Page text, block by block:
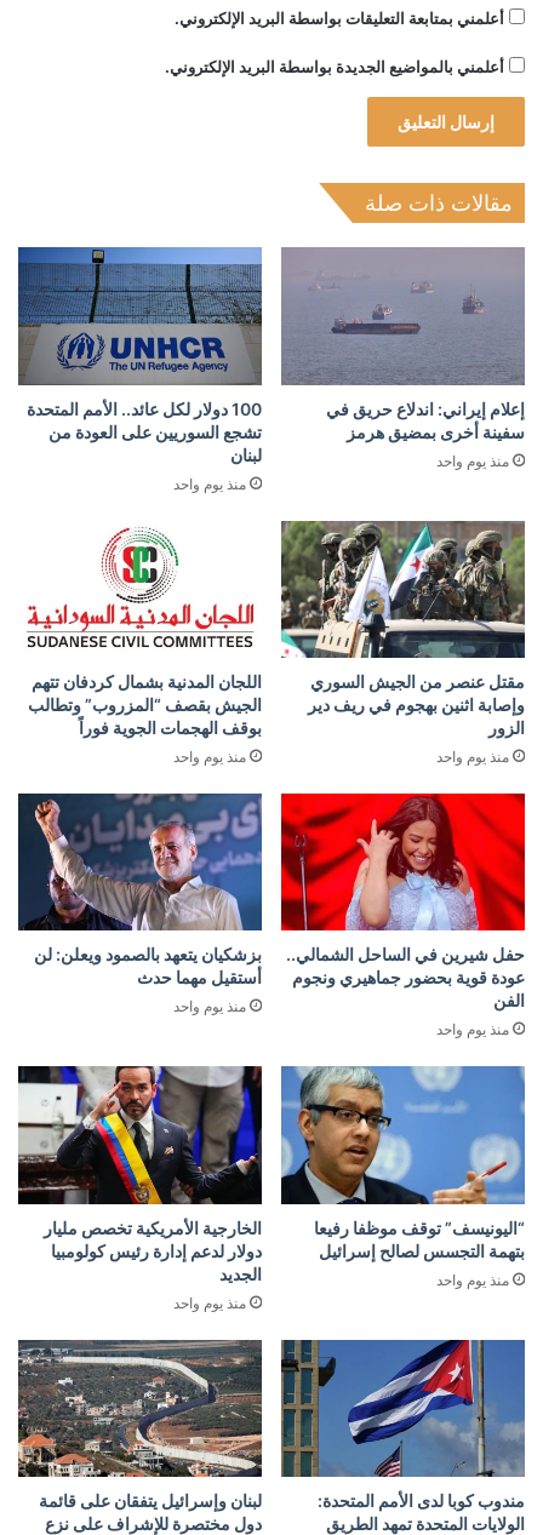
أعلمني بمتابعة التعليقات بواسطة البريد الإلكتروني.
أعلمني بالمواضيع الجديدة بواسطة البريد الإلكتروني.
مقالات ذات صلة
إعلام إيراني: اندلاع حريق في
سفينة أخرى بمضيق هرمز
منذ يوم واحد
100 دولار لكل عائد.. الأمم المتحدة
تشجع السوريين على العودة من
لبنان
منذ يوم واحد
مقتل عنصر من الجيش السوري
وإصابة اثنين بهجوم في ريف دير
الزور
منذ يوم واحد
اللجان المدنية بشمال كردفان تتهم
الجيش بقصف “المزروب” وتطالب
بوقف الهجمات الجوية فوراً
منذ يوم واحد
حفل شيرين في الساحل الشمالي..
عودة قوية بحضور جماهيري ونجوم
الفن
منذ يوم واحد
بزشكيان يتعهد بالصمود ويعلن: لن
أستقيل مهما حدث
منذ يوم واحد
“اليونيسف” توقف موظفا رفيعا
بتهمة التجسس لصالح إسرائيل
منذ يوم واحد
الخارجية الأمريكية تخصص مليار
دولار لدعم إدارة رئيس كولومبيا
الجديد
منذ يوم واحد
مندوب كوبا لدى الأمم المتحدة:
الولايات المتحدة تمهد الطريق
لبنان وإسرائيل يتفقان على قائمة
دول مختصرة للإشراف على نزع